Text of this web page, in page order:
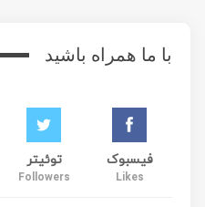
با ما همراه باشید
فیسبوک
Likes
توئیتر
Followers